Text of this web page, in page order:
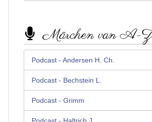
Märchen van A-Z
Podcast - Andersen H. Ch.
Podcast - Bechstein L.
Podcast - Grimm